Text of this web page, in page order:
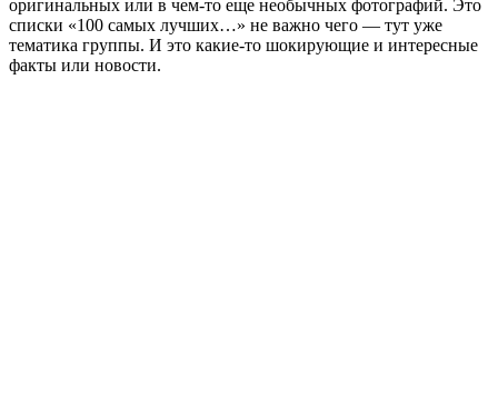
оригинальных или в чем-то еще необычных фотографий. Это
списки «100 самых лучших…» не важно чего — тут уже
тематика группы. И это какие-то шокирующие и интересные
факты или новости.